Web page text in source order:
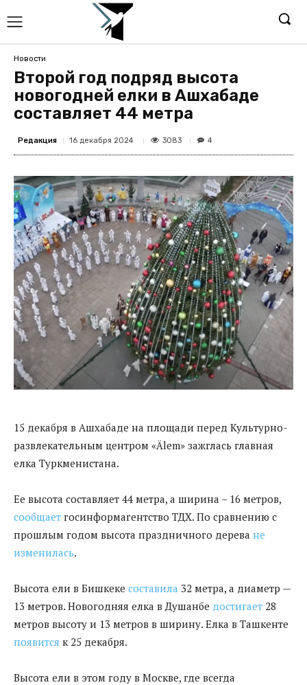
Новости
Второй год подряд высота
новогодней елки в Ашхабаде
составляет 44 метра
Редакция 16 декабря 2024 3083 4
15 декабря в Ашхабаде на площади перед Культурно-
развлекательным центром «Älem» зажглась главная
елка Туркменистана.
Ее высота составляет 44 метра, а ширина – 16 метров,
сообщает госинформагентство ТДХ. По сравнению с
прошлым годом высота праздничного дерева не
изменилась.
Высота ели в Бишкеке составила 32 метра, а диаметр —
13 метров. Новогодняя елка в Душанбе достигает 28
метров высоту и 13 метров в ширину. Елка в Ташкенте
появится к 25 декабря.
Высота ели в этом году в Москве, где всегда